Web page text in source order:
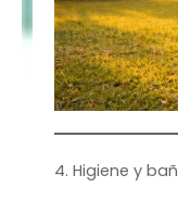
4. Higiene y